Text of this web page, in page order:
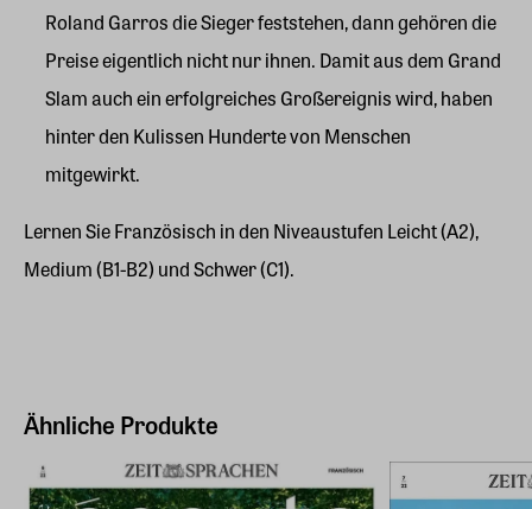
Roland Garros die Sieger feststehen, dann gehören die
Preise eigentlich nicht nur ihnen. Damit aus dem Grand
Slam auch ein erfolgreiches Großereignis wird, haben
hinter den Kulissen Hunderte von Menschen
mitgewirkt.
Lernen Sie Französisch in den Niveaustufen Leicht (A2),
Medium (B1-B2) und Schwer (C1).
Ähnliche Produkte